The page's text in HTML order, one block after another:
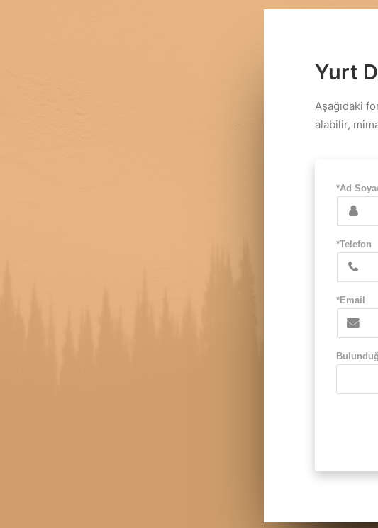
Yurt
Aşağıdaki
alabilir,
*Ad
*Telefon
*Email